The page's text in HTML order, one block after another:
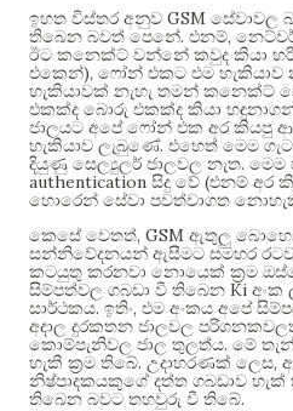
ඉහත විස්තර අනුව GSM සේවාවල
තිබෙන බවත් පෙනේ. එනම්,
ඊට කනෙක්ට් වන්නේ කවුද කියා
එකෙන්), ෆෝන් එකට එම හැකියාව
හැකියාවක් නැහැ තමන් කනෙක්ට්
එකක්ද බොරු එකක්ද කියා
ජාලයට අපේ ෆෝන් එක අර කියපු
හැකියාව ලැබුණේ. එහෙත් මෙම
දියුණු සෙල්‍යුලර් ජාලවල නැත. මෙම
authentication සිදු වේ (එනම් අර
හොරෙන් සේවා පවත්වාගත
කෙසේ වෙතත්, GSM ඇතුලු බොහෝ
සන්නිවේදනයන් ඇසීමට සමහර
කටයුතු කරනවා නොයෙක් ක්‍රම
සිම්පත්වල ගබඩා වී තිබෙන Ki අංක
සාර්ථකය. ඉතිං, එම අංකය අපේ
අදාල දුරකතන ජාලවල
කොම්පැනිවල ජාල තුලත්ය. මේ
හැකි ක්‍රම තිබේ. උදාහරණක් ලෙස,
නිෂ්පාදකයකුගේ දත්ත ගබඩාව
තිබෙන බවට තහවුරු වී තිබේ.